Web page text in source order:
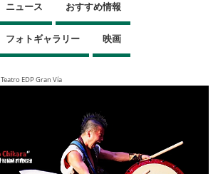
ニュース おすすめ情報
フォトギャラリー 映画
Teatro EDP Gran Vía